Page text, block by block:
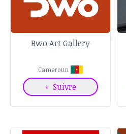
Bwo Art Gallery
Cameroun
+ Suivre